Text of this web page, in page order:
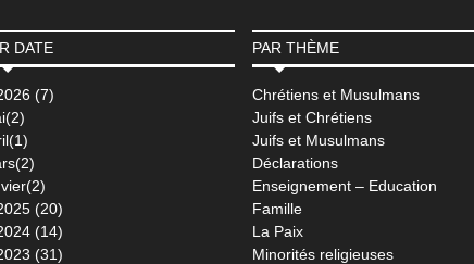
DATE
(7)
(20)
(14)
(31)
PAR THÈME
Chrétiens et Musulmans
Juifs et Chrétiens
Juifs et Musulmans
Déclarations
Enseignement – Education
Famille
La Paix
Minorités religieuses